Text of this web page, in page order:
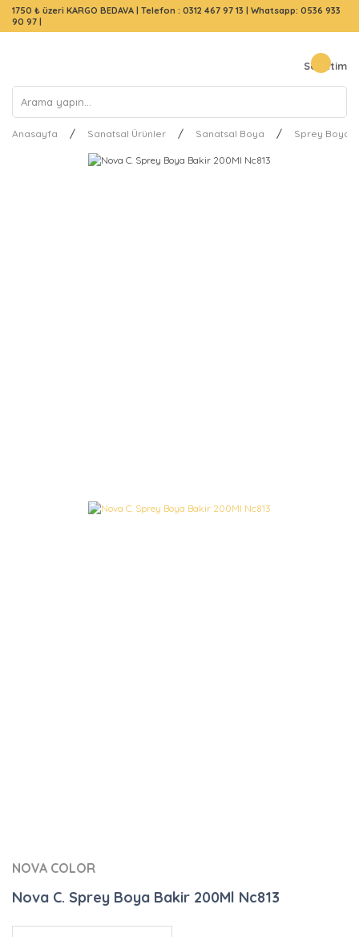
1750 ₺ üzeri KARGO BEDAVA | Telefon : 0312 467 97 13 | Whatsapp: 0536 933
90 97 |
Sepetim
Anasayfa Sanatsal Ürünler Sanatsal Boya Sprey Boya
NOVA COLOR
Nova C. Sprey Boya Bakir 200Ml Nc813